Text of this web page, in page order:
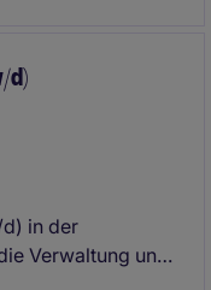
d)
in der
Verwaltung und